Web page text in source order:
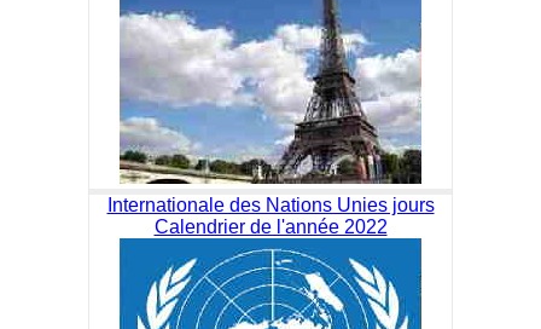
Internationale des Nations Unies jours
Calendrier de l'année 2022